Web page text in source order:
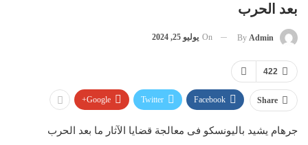
بعد الحرب
By Admin
On يوليو 25, 2024
422
Share
Facebook
Twitter
Google+
جرهام يشيد باليونسكو فى معالجة قضايا الآثار ما بعد الحرب